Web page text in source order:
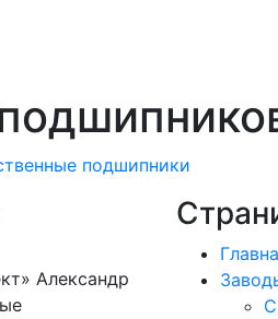
подшипники
Александр